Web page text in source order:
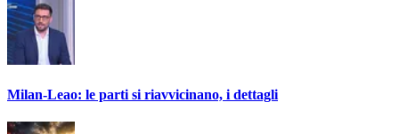
Milan-Leao: le parti si riavvicinano, i dettagli